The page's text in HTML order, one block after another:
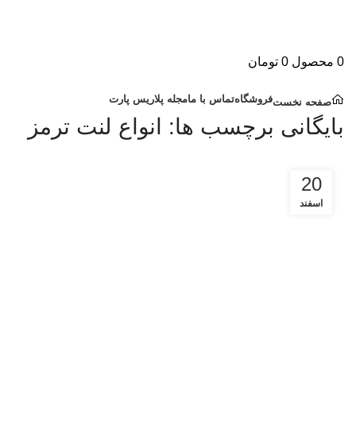
0 محصول 0 تومان
صفحه نخستفروشگاهتماس با مامجله پلاریس پارت
بایگانی برچسب ها: انواع لنت ترمز
20
اسفند